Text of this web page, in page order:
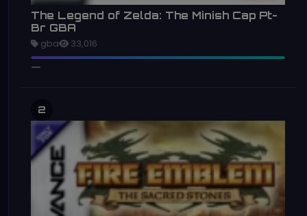
The Legend of Zelda: The Minish Cap Pt-
Br GBA
gba 33,016
2